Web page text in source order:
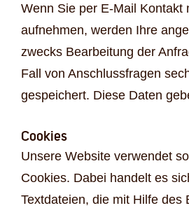
Wenn Sie per E-Mail Kontakt
aufnehmen, werden Ihre
zwecks Bearbeitung der
Fall von Anschlussfragen
gespeichert. Diese Daten
Cookies
Unsere Website verwendet
Cookies. Dabei handelt es
Textdateien, die mit Hilfe des